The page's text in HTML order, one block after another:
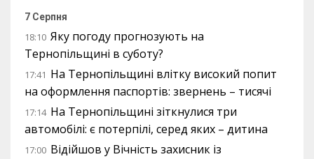
7 Серпня
18:10 Яку погоду прогнозують на
Тернопільщині в суботу?
17:41 На Тернопільщині влітку високий попит
на оформлення паспортів: звернень – тисячі
17:14 На Тернопільщині зіткнулися три
автомобілі: є потерпілі, серед яких – дитина
17:00 Відійшов у Вічність захисник із